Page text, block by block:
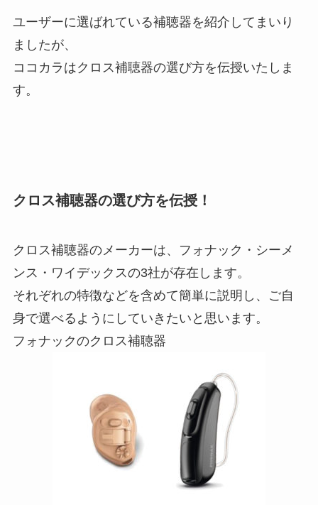
ユーザーに選ばれている補聴器を紹介してまいり
ましたが、
ココカラはクロス補聴器の選び方を伝授いたしま
す。
クロス補聴器の選び方を伝授！
クロス補聴器のメーカーは、フォナック・シーメ
ンス・ワイデックスの3社が存在します。
それぞれの特徴などを含めて簡単に説明し、ご自
身で選べるようにしていきたいと思います。
フォナックのクロス補聴器